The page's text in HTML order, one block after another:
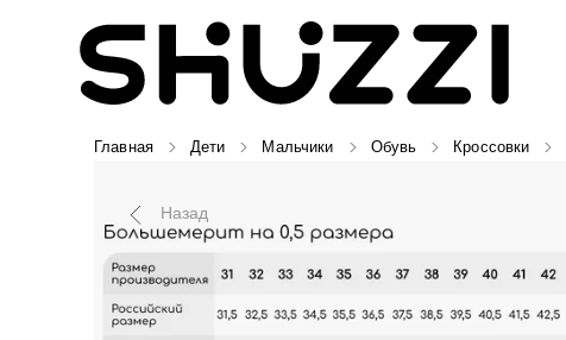
Главная Дети Мальчики Обувь Кроссовки
Назад